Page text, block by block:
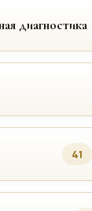
диагностика
41